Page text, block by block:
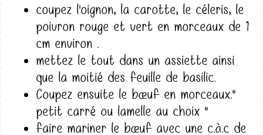
coupez l'oignon, la carotte, le céleris, le
poivron rouge et vert en morceaux de 1
cm environ .
mettez le tout dans un assiette ainsi
que la moitié des feuille de basilic.
Coupez ensuite le bœuf en morceaux."
petit carré ou lamelle au choix "
faire mariner le bœuf avec une c.à.c de